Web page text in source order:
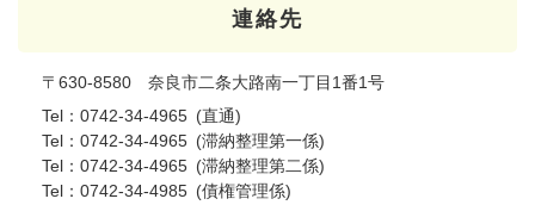
連絡先
〒630-8580 奈良市二条大路南一丁目1番1号
Tel：0742-34-4965
直通
Tel：0742-34-4965
滞納整理第一係
Tel：0742-34-4965
滞納整理第二係
Tel：0742-34-4985
債権管理係